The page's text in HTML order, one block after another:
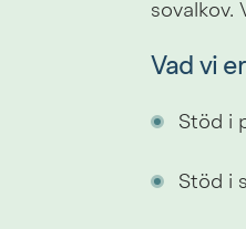
sovalkov.
Vad vi
Stöd i
Stöd i